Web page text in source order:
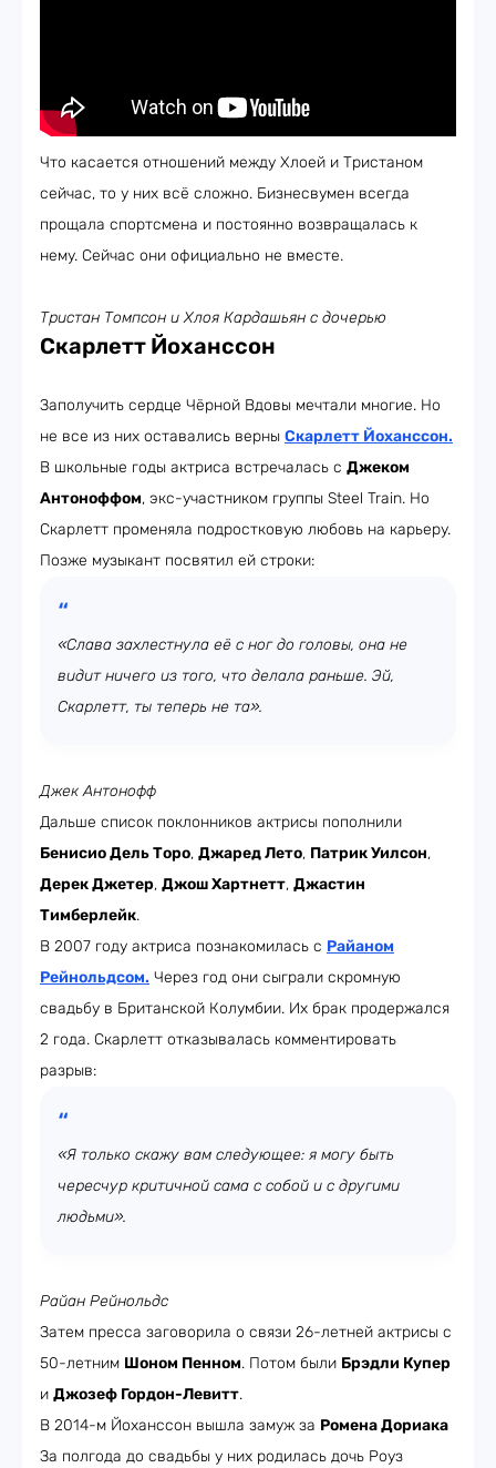
Что касается отношений между Хлоей и Тристаном
сейчас, то у них всё сложно. Бизнесвумен всегда
прощала спортсмена и постоянно возвращалась к
нему. Сейчас они официально не вместе.
Тристан Томпсон и Хлоя Кардашьян с дочерью
Скарлетт Йоханссон
Заполучить сердце Чёрной Вдовы мечтали многие. Но
не все из них оставались верны Скарлетт Йоханссон.
В школьные годы актриса встречалась с Джеком
Антоноффом, экс-участником группы Steel Train. Но
Скарлетт променяла подростковую любовь на карьеру.
Позже музыкант посвятил ей строки:
«Слава захлестнула её с ног до головы, она не
видит ничего из того, что делала раньше. Эй,
Скарлетт, ты теперь не та».
Джек Антонофф
Дальше список поклонников актрисы пополнили
Бенисио Дель Торо, Джаред Лето, Патрик Уилсон,
Дерек Джетер, Джош Хартнетт, Джастин
Тимберлейк.
В 2007 году актриса познакомилась с Райаном
Рейнольдсом. Через год они сыграли скромную
свадьбу в Британской Колумбии. Их брак продержался
2 года. Скарлетт отказывалась комментировать
разрыв:
«Я только скажу вам следующее: я могу быть
чересчур критичной сама с собой и с другими
людьми».
Райан Рейнольдс
Затем пресса заговорила о связи 26-летней актрисы с
50-летним Шоном Пенном. Потом были Брэдли Купер
и Джозеф Гордон-Левитт.
В 2014-м Йоханссон вышла замуж за Ромена Дориака
За полгода до свадьбы у них родилась дочь Роуз